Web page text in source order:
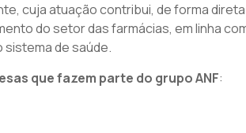
cuja atuação contribui, de forma
do setor das farmácias, em linha
sistema de saúde.
que fazem parte do grupo ANF: